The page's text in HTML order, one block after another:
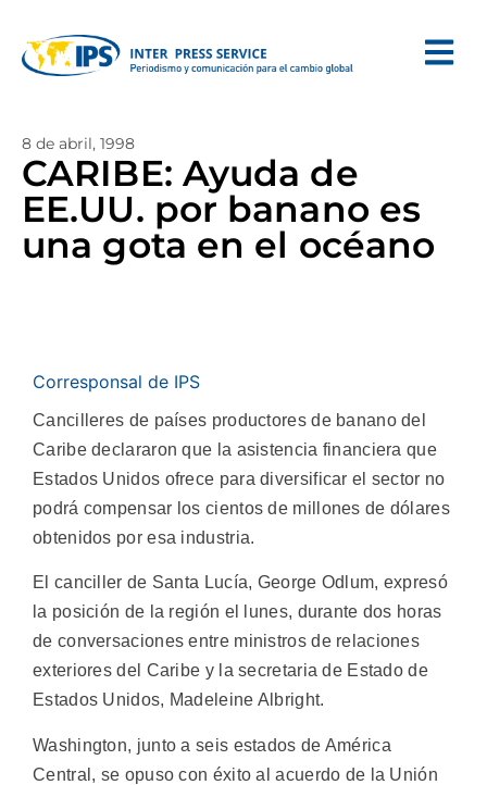
8 de abril, 1998
CARIBE: Ayuda de
EE.UU. por banano es
una gota en el océano
Corresponsal de IPS
Cancilleres de países productores de banano del
Caribe declararon que la asistencia financiera que
Estados Unidos ofrece para diversificar el sector no
podrá compensar los cientos de millones de dólares
obtenidos por esa industria.
El canciller de Santa Lucía, George Odlum, expresó
la posición de la región el lunes, durante dos horas
de conversaciones entre ministros de relaciones
exteriores del Caribe y la secretaria de Estado de
Estados Unidos, Madeleine Albright.
Washington, junto a seis estados de América
Central, se opuso con éxito al acuerdo de la Unión